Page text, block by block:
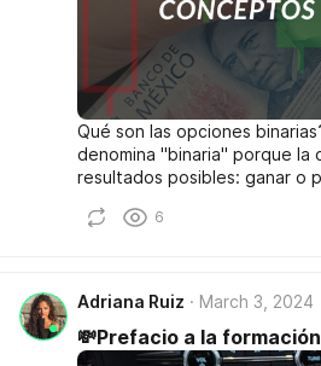
Qué son las opciones
denomina "binaria" porque la
resultados posibles: ganar o
alcanzar un determinado
6
Adriana Ruiz March 3, 2024
💸Prefacio a la